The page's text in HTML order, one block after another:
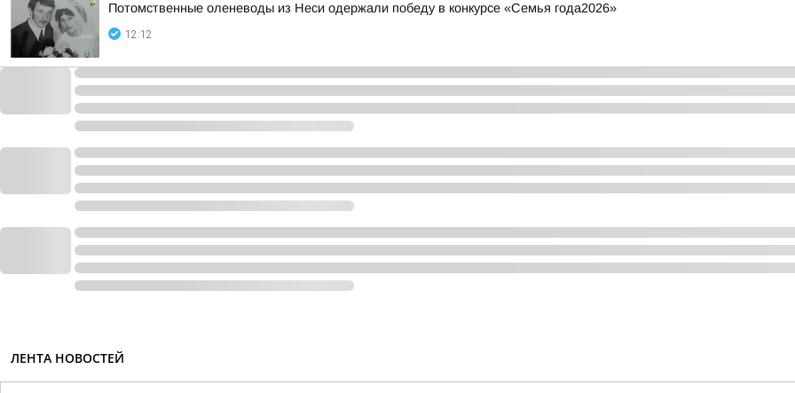
Потомственные оленеводы из Неси одержали победу в конкурсе «Семья года2026»
12:12
ЛЕНТА НОВОСТЕЙ